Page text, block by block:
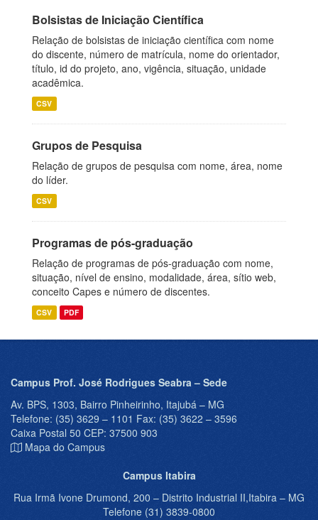
Bolsistas de Iniciação Científica
Relação de bolsistas de iniciação científica com nome
do discente, número de matrícula, nome do orientador,
título, id do projeto, ano, vigência, situação, unidade
acadêmica.
CSV
Grupos de Pesquisa
Relação de grupos de pesquisa com nome, área, nome
do líder.
CSV
Programas de pós-graduação
Relação de programas de pós-graduação com nome,
situação, nível de ensino, modalidade, área, sítio web,
conceito Capes e número de discentes.
CSV PDF
Campus Prof. José Rodrigues Seabra – Sede
Av. BPS, 1303, Bairro Pinheirinho, Itajubá – MG
Telefone: (35) 3629 – 1101 Fax: (35) 3622 – 3596
Caixa Postal 50 CEP: 37500 903
Mapa do Campus
Campus Itabira
Rua Irmã Ivone Drumond, 200 – Distrito Industrial II,Itabira – MG
Telefone (31) 3839-0800